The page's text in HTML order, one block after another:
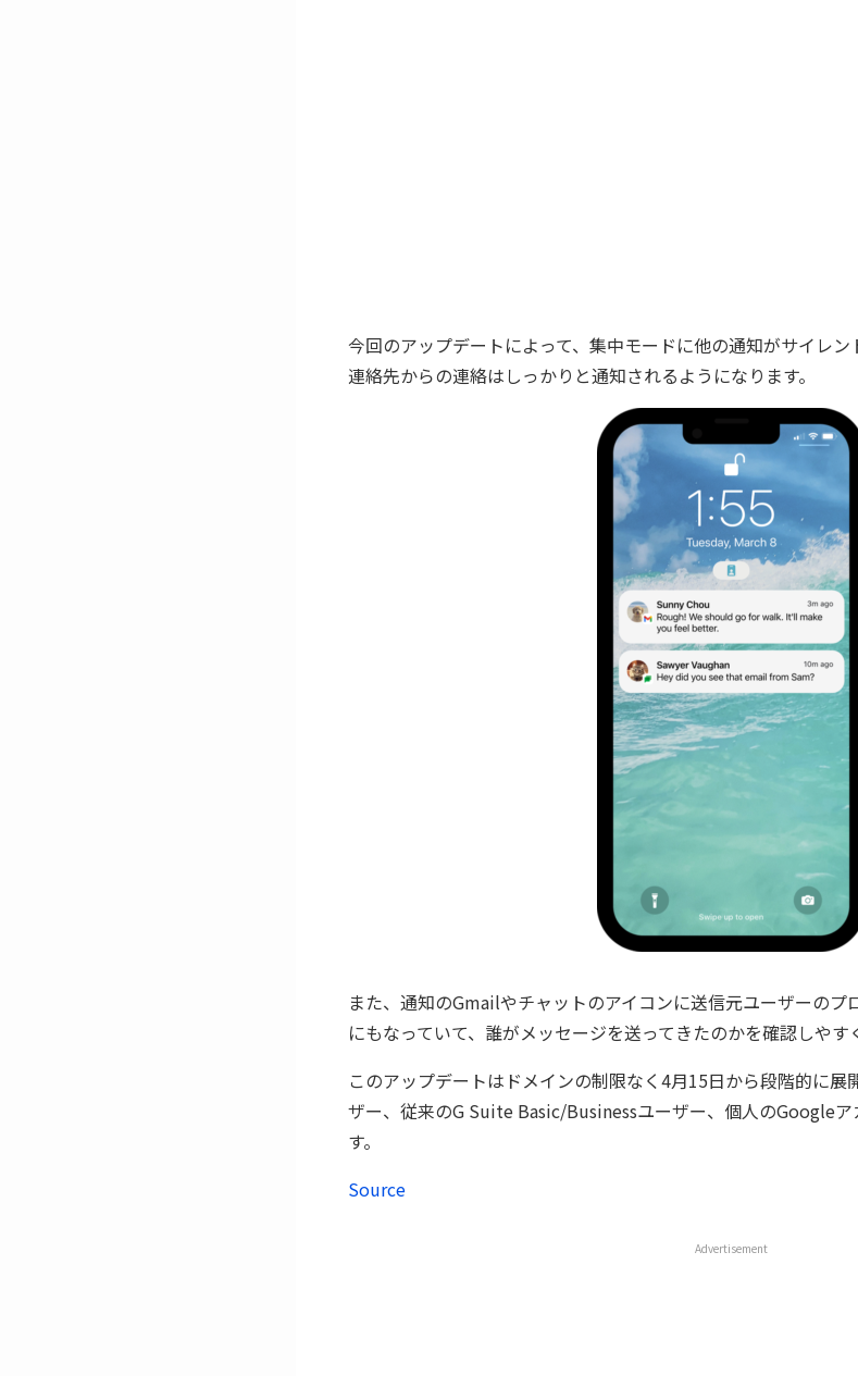
今回のアップデートによって、集中モードに他の通知がサイレ
連絡先からの連絡はしっかりと通知されるようになります。
また、通知のGmailやチャットのアイコンに送信元ユーザーのプ
にもなっていて、誰がメッセージを送ってきたのかを確認しやす
このアップデートはドメインの制限なく4月15日から段階的に
ザー、従来のG Suite Basic/Businessユーザー、個人のGoogle
す。
Source
Advertisement